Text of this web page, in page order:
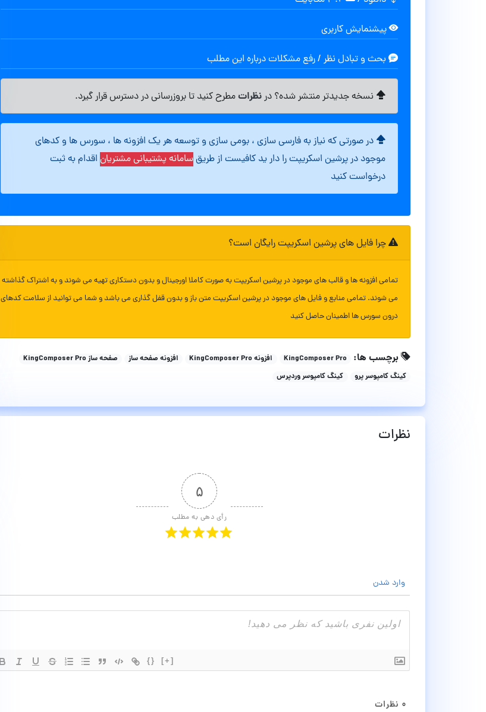
پیشنمایش کاربری
بحث و تبادل نظر / رفع مشکلات درباره این مطلب
نسخه جدیدتر منتشر شده؟ درنظراتمطرح کنید تا بروزرسانی در دسترس قرار گیرد.
در صورتی که نیاز به فارسی سازی ، بومی سازی و توسعه هر یک افزونه ها ، سورس ها و کدهای
موجود در پرشین اسکریپت را دار ید کافیست از طریقسامانه پشتیبانی مشتریان اقدام به ثبت
درخواست کنید
چرا فایل های پرشین اسکریپت رایگان است؟
تمامی افزونه ها و قالب های موجود در پرشین اسکریپت به صورت کاملا اورجینال و بدون دستکاری تهیه می شوند و به اشتراک گذاشته
می شوند. تمامی منابع و فایل های موجود در پرشین اسکریپت متن باز و بدون قفل گذاری می باشد و شما می توانید از سلامت کدهای
درون سورس ها اطمینان حاصل کنید
برچسب ها: KingComposer Pro افزونه KingComposer Pro افزونه صفحه ساز
صفحه ساز KingComposer Pro
کینگ کامپوسر پرو
کینگ کامپوسر وردپرس
نظرات
۵
رأی دهی به مطلب
وارد شدن
{} [+]
۰ نظرات